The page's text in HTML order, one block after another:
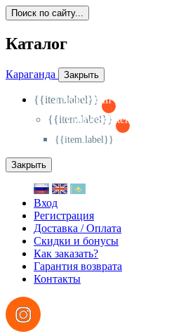
Поиск по сайту...
Каталог
Караганда Закрыть
{{item.label}}
{{activeItem==item.id?'-
{{item.label}}
{{activeSubitem==item.id?'-
{{item.label}}
Закрыть
Вход
Регистрация
Доставка / Оплата
Скидки и бонусы
Как заказать?
Гарантия возврата
Контакты